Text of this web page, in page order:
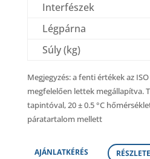
Interfészek
Légpárna
Súly (kg)
Megjegyzés: a fenti értékek az
megfelelően lettek megállapítva.
tapintóval, 20 ± 0.5 °C
páratartalom mellett
AJÁNLATKÉRÉS